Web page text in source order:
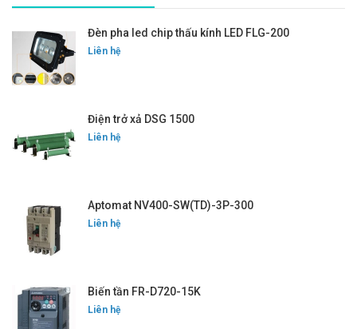
Đèn pha led chip thấu kính LED FLG-200
Liên hệ
Điện trở xả DSG 1500
Liên hệ
Aptomat NV400-SW(TD)-3P-300
Liên hệ
Biến tần FR-D720-15K
Liên hệ